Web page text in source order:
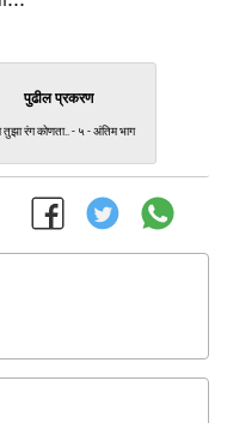
पुढील प्रकरण
तुझा रंग कोणता.. - ५ - अंतिम भाग